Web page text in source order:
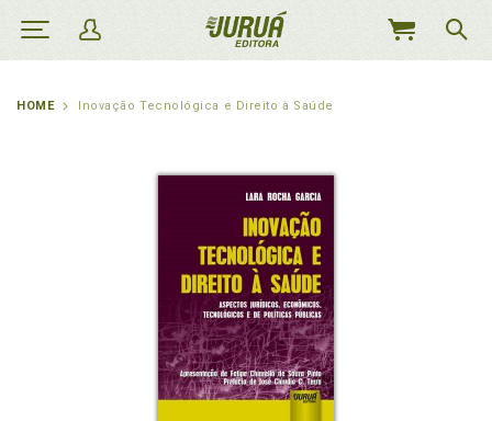
MEU
HOME Inovação Tecnológica e Direito à Saúde